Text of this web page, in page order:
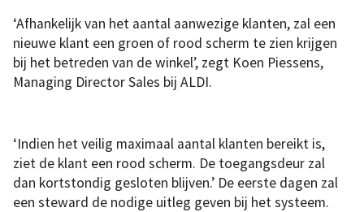
‘Afhankelijk van het aantal aanwezige klanten, zal een
nieuwe klant een groen of rood scherm te zien krijgen
bij het betreden van de winkel’, zegt Koen Piessens,
Managing Director Sales bij ALDI.
‘Indien het veilig maximaal aantal klanten bereikt is,
ziet de klant een rood scherm. De toegangsdeur zal
dan kortstondig gesloten blijven.’ De eerste dagen zal
een steward de nodige uitleg geven bij het systeem.